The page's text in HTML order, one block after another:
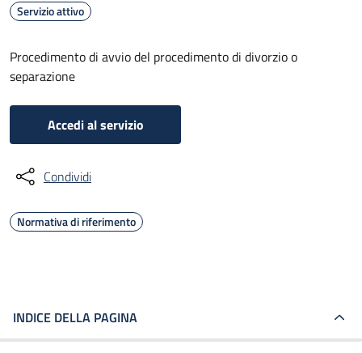
Servizio attivo
Procedimento di avvio del procedimento di divorzio o
separazione
Accedi al servizio
Condividi
Normativa di riferimento
INDICE DELLA PAGINA